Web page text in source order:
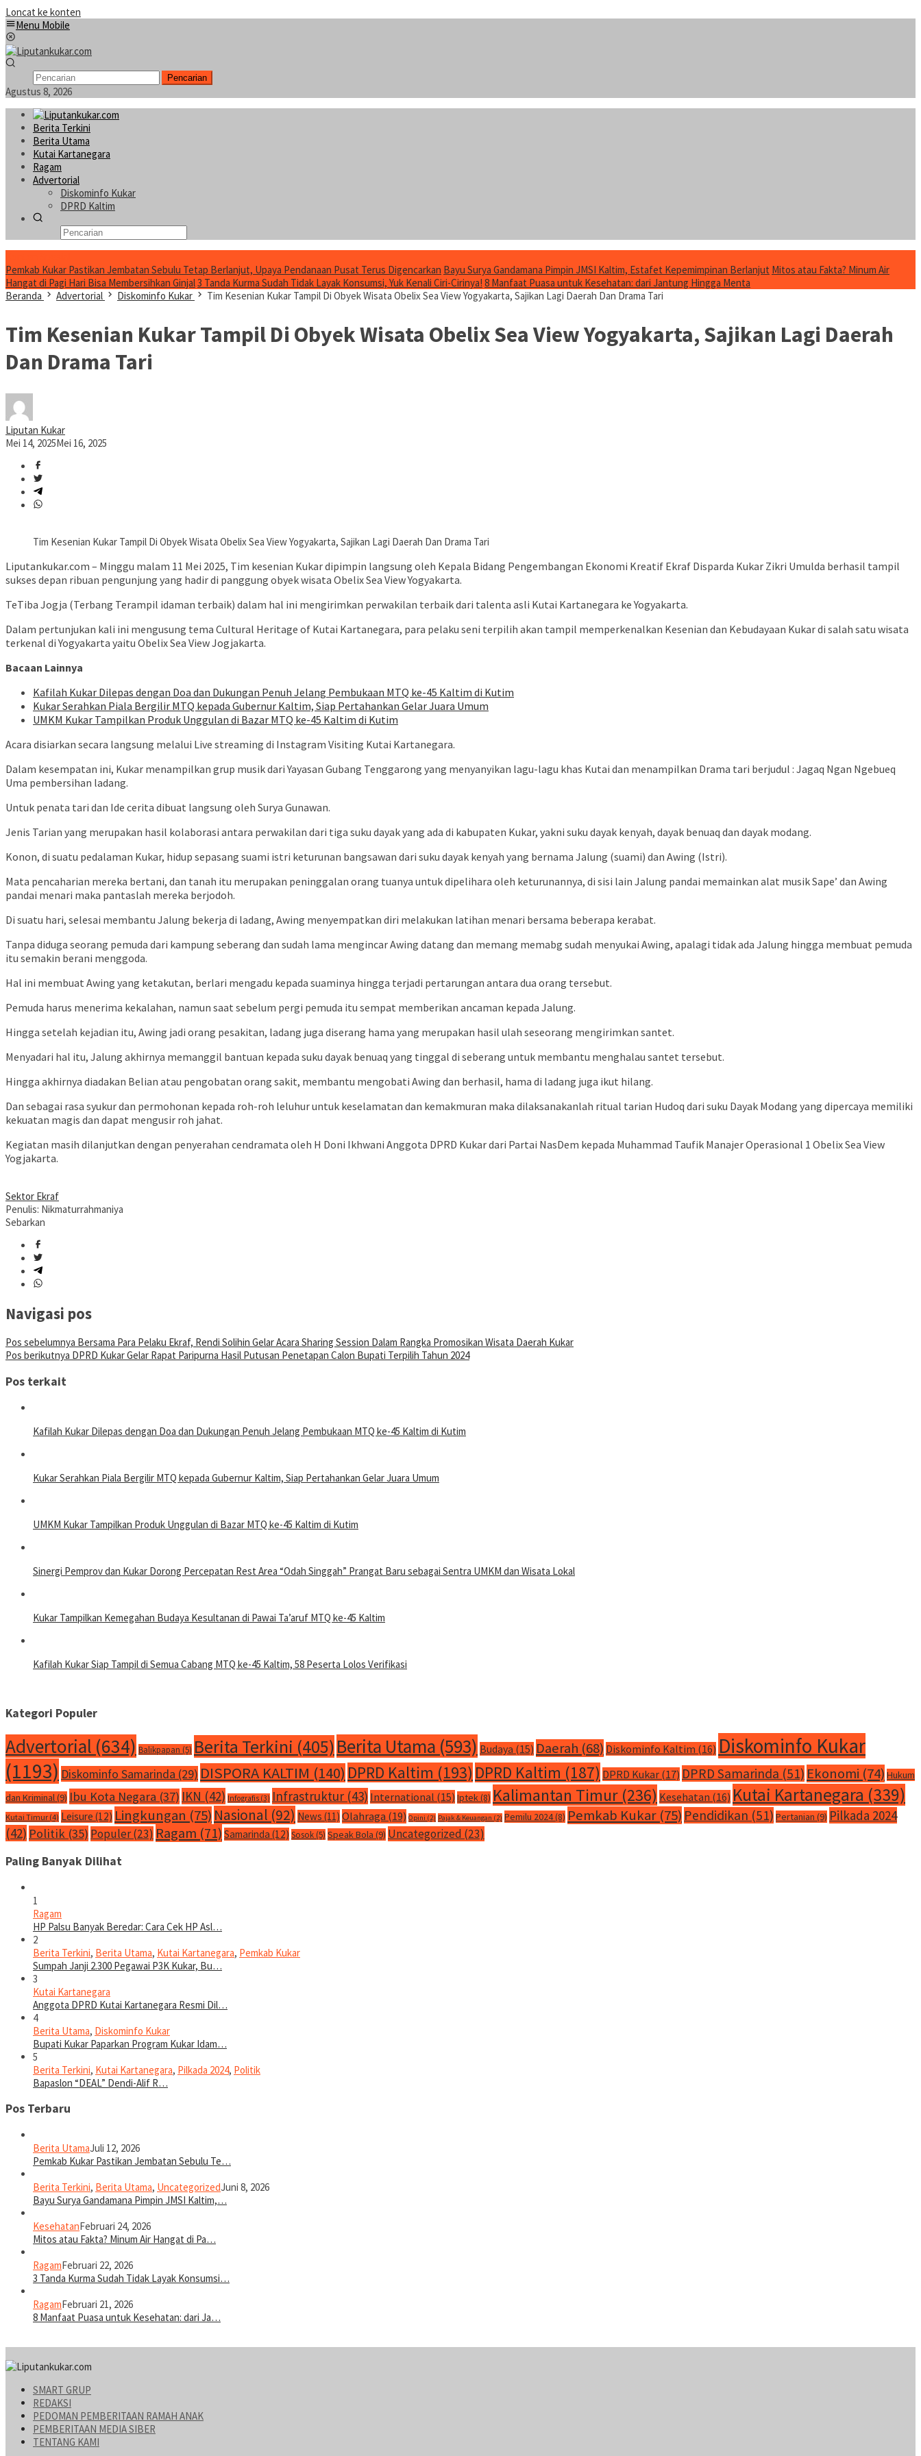
Loncat ke konten
Menu Mobile
Pencarian
Agustus 8, 2026
Berita Terkini
Berita Utama
Kutai Kartanegara
Ragam
Advertorial
Diskominfo Kukar
DPRD Kaltim
Pemkab Kukar Pastikan Jembatan Sebulu Tetap Berlanjut, Upaya Pendanaan Pusat Terus Digencarkan Bayu Surya Gandamana Pimpin JMSI Kaltim, Estafet Kepemimpinan Berlanjut Mitos atau Fakta? Minum Air
Hangat di Pagi Hari Bisa Membersihkan Ginjal3 Tanda Kurma Sudah Tidak Layak Konsumsi, Yuk Kenali Ciri-Cirinya! 8 Manfaat Puasa untuk Kesehatan: dari Jantung Hingga Menta
Beranda
Advertorial Diskominfo Kukar Tim Kesenian Kukar Tampil Di Obyek Wisata Obelix Sea View Yogyakarta, Sajikan Lagi Daerah Dan Drama Tari
Tim Kesenian Kukar Tampil Di Obyek Wisata Obelix Sea View Yogyakarta, Sajikan Lagi Daerah
Dan Drama Tari
Liputan Kukar
Mei 14, 2025Mei 16, 2025
Tim Kesenian Kukar Tampil Di Obyek Wisata Obelix Sea View Yogyakarta, Sajikan Lagi Daerah Dan Drama Tari
Liputankukar.com – Minggu malam 11 Mei 2025, Tim kesenian Kukar dipimpin langsung oleh Kepala Bidang Pengembangan Ekonomi Kreatif Ekraf Disparda Kukar Zikri Umulda berhasil tampil
sukses depan ribuan pengunjung yang hadir di panggung obyek wisata Obelix Sea View Yogyakarta.
TeTiba Jogja (Terbang Terampil idaman terbaik) dalam hal ini mengirimkan perwakilan terbaik dari talenta asli Kutai Kartanegara ke Yogyakarta.
Dalam pertunjukan kali ini mengusung tema Cultural Heritage of Kutai Kartanegara, para pelaku seni terpilih akan tampil memperkenalkan Kesenian dan Kebudayaan Kukar di salah satu wisata
terkenal di Yogyakarta yaitu Obelix Sea View Jogjakarta.
Bacaan Lainnya
Kafilah Kukar Dilepas dengan Doa dan Dukungan Penuh Jelang Pembukaan MTQ ke-45 Kaltim di Kutim
Kukar Serahkan Piala Bergilir MTQ kepada Gubernur Kaltim, Siap Pertahankan Gelar Juara Umum
UMKM Kukar Tampilkan Produk Unggulan di Bazar MTQ ke-45 Kaltim di Kutim
Acara disiarkan secara langsung melalui Live streaming di Instagram Visiting Kutai Kartanegara.
Dalam kesempatan ini, Kukar menampilkan grup musik dari Yayasan Gubang Tenggarong yang menyanyikan lagu-lagu khas Kutai dan menampilkan Drama tari berjudul : Jagaq Ngan Ngebueq
Uma pembersihan ladang.
Untuk penata tari dan Ide cerita dibuat langsung oleh Surya Gunawan.
Jenis Tarian yang merupakan hasil kolaborasi antara perwakilan dari tiga suku dayak yang ada di kabupaten Kukar, yakni suku dayak kenyah, dayak benuaq dan dayak modang.
Konon, di suatu pedalaman Kukar, hidup sepasang suami istri keturunan bangsawan dari suku dayak kenyah yang bernama Jalung (suami) dan Awing (Istri).
Mata pencaharian mereka bertani, dan tanah itu merupakan peninggalan orang tuanya untuk dipelihara oleh keturunannya, di sisi lain Jalung pandai memainkan alat musik Sape’ dan Awing
pandai menari maka pantaslah mereka berjodoh.
Di suatu hari, selesai membantu Jalung bekerja di ladang, Awing menyempatkan diri melakukan latihan menari bersama beberapa kerabat.
Tanpa diduga seorang pemuda dari kampung seberang dan sudah lama mengincar Awing datang dan memang memabg sudah menyukai Awing, apalagi tidak ada Jalung hingga membuat pemuda
itu semakin berani menggoda.
Hal ini membuat Awing yang ketakutan, berlari mengadu kepada suaminya hingga terjadi pertarungan antara dua orang tersebut.
Pemuda harus menerima kekalahan, namun saat sebelum pergi pemuda itu sempat memberikan ancaman kepada Jalung.
Hingga setelah kejadian itu, Awing jadi orang pesakitan, ladang juga diserang hama yang merupakan hasil ulah seseorang mengirimkan santet.
Menyadari hal itu, Jalung akhirnya memanggil bantuan kepada suku dayak benuaq yang tinggal di seberang untuk membantu menghalau santet tersebut.
Hingga akhirnya diadakan Belian atau pengobatan orang sakit, membantu mengobati Awing dan berhasil, hama di ladang juga ikut hilang.
Dan sebagai rasa syukur dan permohonan kepada roh-roh leluhur untuk keselamatan dan kemakmuran maka dilaksanakanlah ritual tarian Hudoq dari suku Dayak Modang yang dipercaya memiliki
kekuatan magis dan dapat mengusir roh jahat.
Kegiatan masih dilanjutkan dengan penyerahan cendramata oleh H Doni Ikhwani Anggota DPRD Kukar dari Partai NasDem kepada Muhammad Taufik Manajer Operasional 1 Obelix Sea View
Yogjakarta.
Sektor Ekraf
Penulis: Nikmaturrahmaniya
Sebarkan
Navigasi pos
Pos sebelumnya Bersama Para Pelaku Ekraf, Rendi Solihin Gelar Acara Sharing Session Dalam Rangka Promosikan Wisata Daerah Kukar
Pos berikutnya DPRD Kukar Gelar Rapat Paripurna Hasil Putusan Penetapan Calon Bupati Terpilih Tahun 2024
Pos terkait
Kafilah Kukar Dilepas dengan Doa dan Dukungan Penuh Jelang Pembukaan MTQ ke-45 Kaltim di Kutim
Kukar Serahkan Piala Bergilir MTQ kepada Gubernur Kaltim, Siap Pertahankan Gelar Juara Umum
UMKM Kukar Tampilkan Produk Unggulan di Bazar MTQ ke-45 Kaltim di Kutim
Sinergi Pemprov dan Kukar Dorong Percepatan Rest Area “Odah Singgah” Prangat Baru sebagai Sentra UMKM dan Wisata Lokal
Kukar Tampilkan Kemegahan Budaya Kesultanan di Pawai Ta’aruf MTQ ke-45 Kaltim
Kafilah Kukar Siap Tampil di Semua Cabang MTQ ke-45 Kaltim, 58 Peserta Lolos Verifikasi
Kategori Populer
Advertorial (634) Balikpapan (5) Berita Terkini (405)Berita Utama (593) Budaya (15) Daerah (68) Diskominfo Kaltim (16) Diskominfo Kukar
(1193) Diskominfo Samarinda (29) DISPORA KALTIM (140) DPRD Kaltim (193) DPRD Kaltim (187) DPRD Kukar (17) DPRD Samarinda (51) Ekonomi (74) Hukum
dan Kriminal(9) Ibu Kota Negara (37) IKN (42) Infografis (3) Infrastruktur (43) International (15) Iptek(8) Kalimantan Timur (236) Kesehatan (16) Kutai Kartanegara (339)
Kutai Timur (4) Leisure (12) Lingkungan (75) Nasional (92) News (11) Olahraga (19) Opini (2) Pajak & Keuangan (2) Pemilu 2024(8) Pemkab Kukar (75) Pendidikan (51) Pertanian (9) Pilkada 2024
(42) Politik (35) Populer(23) Ragam (71) Samarinda (12) Sosok(5) Speak Bola (9) Uncategorized (23)
Paling Banyak Dilihat
1
Ragam
HP Palsu Banyak Beredar: Cara Cek HP Asl…
2
Berita Terkini, Berita Utama, Kutai Kartanegara, Pemkab Kukar
Sumpah Janji 2.300 Pegawai P3K Kukar, Bu…
3
Kutai Kartanegara
Anggota DPRD Kutai Kartanegara Resmi Dil…
4
Berita Utama, Diskominfo Kukar
Bupati Kukar Paparkan Program Kukar Idam…
5
Berita Terkini, Kutai Kartanegara, Pilkada 2024, Politik
Bapaslon “DEAL” Dendi-Alif R…
Pos Terbaru
Berita UtamaJuli 12, 2026
Pemkab Kukar Pastikan Jembatan Sebulu Te…
Berita Terkini, Berita Utama, UncategorizedJuni 8, 2026
Bayu Surya Gandamana Pimpin JMSI Kaltim,…
KesehatanFebruari 24, 2026
Mitos atau Fakta? Minum Air Hangat di Pa…
RagamFebruari 22, 2026
3 Tanda Kurma Sudah Tidak Layak Konsumsi…
RagamFebruari 21, 2026
8 Manfaat Puasa untuk Kesehatan: dari Ja…
SMART GRUP
REDAKSI
PEDOMAN PEMBERITAAN RAMAH ANAK
PEMBERITAAN MEDIA SIBER
TENTANG KAMI